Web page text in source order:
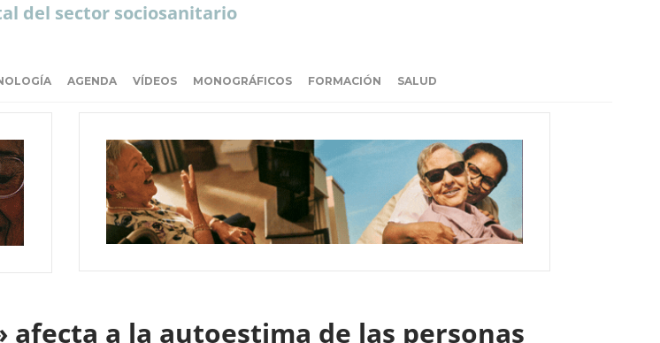
del sector sociosanitario
AGENDA VÍDEOS MONOGRÁFICOS FORMACIÓN SALUD
afecta a la autoestima de las personas